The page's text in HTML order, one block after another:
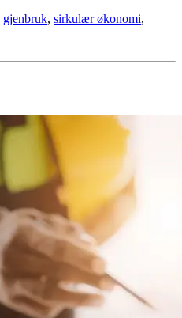
gjenbruk, sirkulær økonomi,